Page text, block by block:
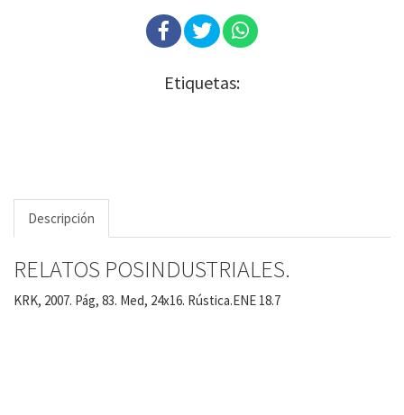
Etiquetas:
Descripción
RELATOS POSINDUSTRIALES.
KRK, 2007. Pág, 83. Med, 24x16. Rústica.ENE 18.7